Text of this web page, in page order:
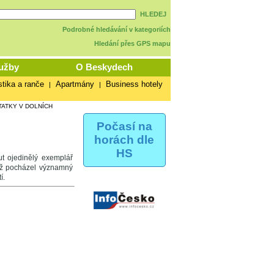
HLEDEJ
Podrobné hledávání v kategoriích
Hledání přes GPS mapu
O Beskydech
a ranče | Apartmány | Business hotely
V DOLNÍCH
ojedinělý exemplář
pocházel významný
Počasí na
horách dle
HS